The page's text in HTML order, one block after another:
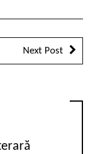
Next Post